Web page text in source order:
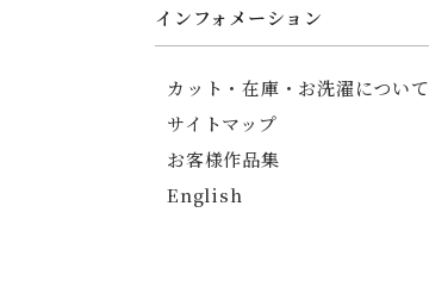
御朱印帳
友禅ちりめんポーチ
印傳調ポーチ
印傳調カードケース
信玄袋
インフォメーション
カット・在庫・お洗濯について
サイトマップ
お客様作品集
English